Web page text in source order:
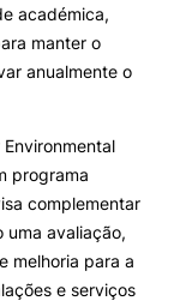
reservados.
académica,
manter o
anualmente o
programa
complementar
uma avaliação,
melhoria para a
e serviços